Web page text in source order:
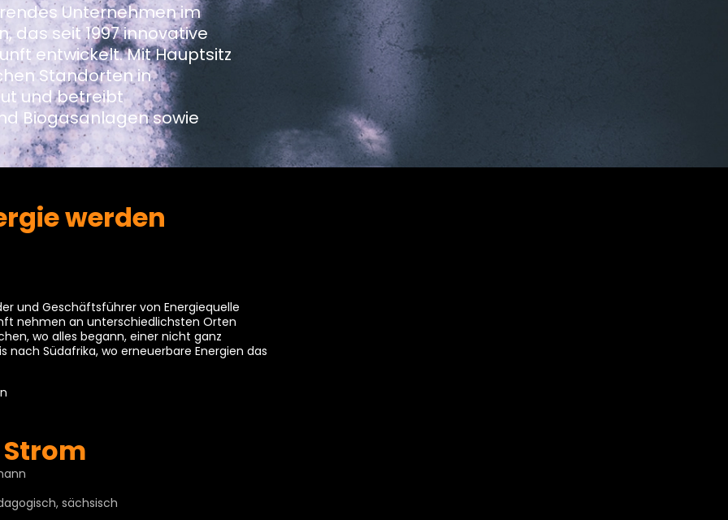
Unternehmen im
das seit 1997 innovative
entwickelt. Mit Hauptsitz
Standorten in
und betreibt
Biogasanlagen sowie
werden
und Geschäftsführer von Energiequelle
nehmen an unterschiedlichsten Orten
wo alles begann, einer nicht ganz
Südafrika, wo erneuerbare Energien das
sächsisch